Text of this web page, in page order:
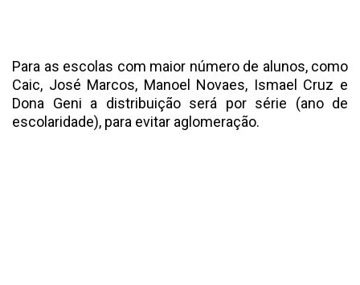
Para as escolas com maior número de alunos, como
Caic, José Marcos, Manoel Novaes, Ismael Cruz e
Dona Geni a distribuição será por série (ano de
escolaridade), para evitar aglomeração.